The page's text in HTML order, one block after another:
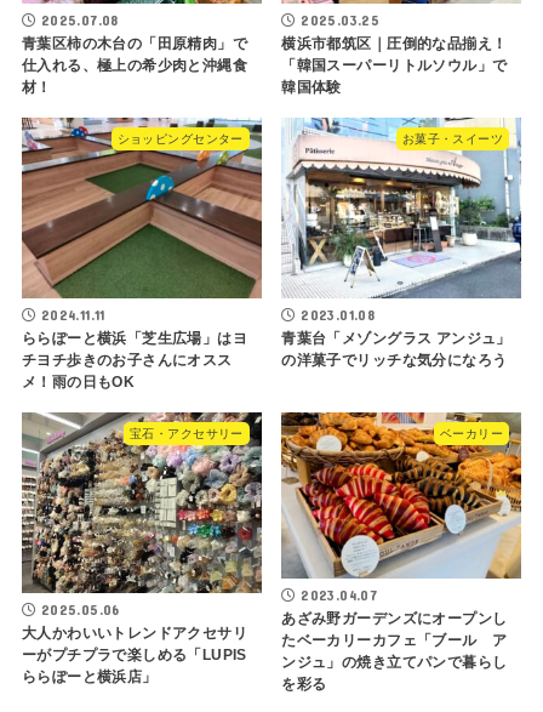
2025.07.08
青葉区柿の木台の「田原精肉」で
仕入れる、極上の希少肉と沖縄食
材！
2025.03.25
横浜市都筑区｜圧倒的な品揃え！
「韓国スーパーリトルソウル」で
韓国体験
ショッピングセンター
2024.11.11
ららぽーと横浜「芝生広場」はヨ
チヨチ歩きのお子さんにオスス
メ！雨の日もOK
お菓子・スイーツ
2023.01.08
青葉台「メゾングラス アンジュ」
の洋菓子でリッチな気分になろう
宝石・アクセサリー
2025.05.06
大人かわいいトレンドアクセサリ
ーがプチプラで楽しめる「LUPIS
ららぽーと横浜店」
ベーカリー
2023.04.07
あざみ野ガーデンズにオープンし
たベーカリーカフェ「ブール ア
ンジュ」の焼き立てパンで暮らし
を彩る